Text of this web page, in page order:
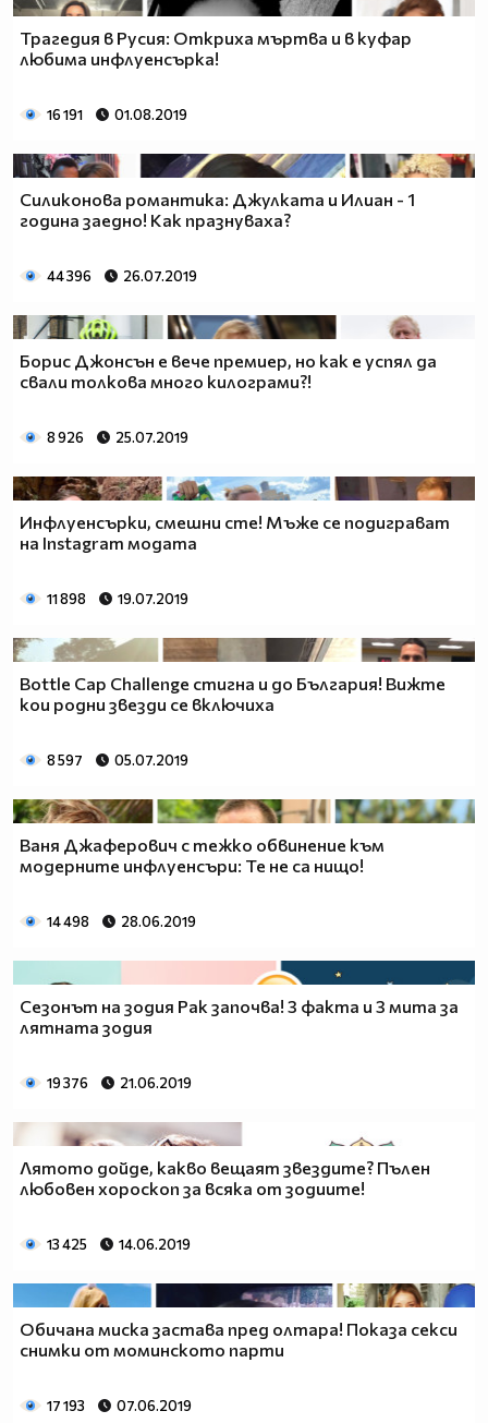
Трагедия в Русия: Откриха мъртва и в куфар
любима инфлуенсърка!
16 191 01.08.2019
Силиконова романтика: Джулката и Илиан - 1
година заедно! Как празнуваха?
44 396 26.07.2019
Борис Джонсън е вече премиер, но как е успял да
свали толкова много килограми?!
8 926 25.07.2019
Инфлуенсърки, смешни сте! Мъже се подиграват
на Instagram модата
11 898 19.07.2019
Bottle Cap Challenge стигна и до България! Вижте
кои родни звезди се включиха
8 597 05.07.2019
Ваня Джаферович с тежко обвинение към
модерните инфлуенсъри: Те не са нищо!
14 498 28.06.2019
Сезонът на зодия Рак започва! 3 факта и 3 мита за
лятната зодия
19 376 21.06.2019
Лятото дойде, какво вещаят звездите? Пълен
любовен хороскоп за всяка от зодиите!
13 425 14.06.2019
Обичана миска застава пред олтара! Показа секси
снимки от моминското парти
17 193 07.06.2019